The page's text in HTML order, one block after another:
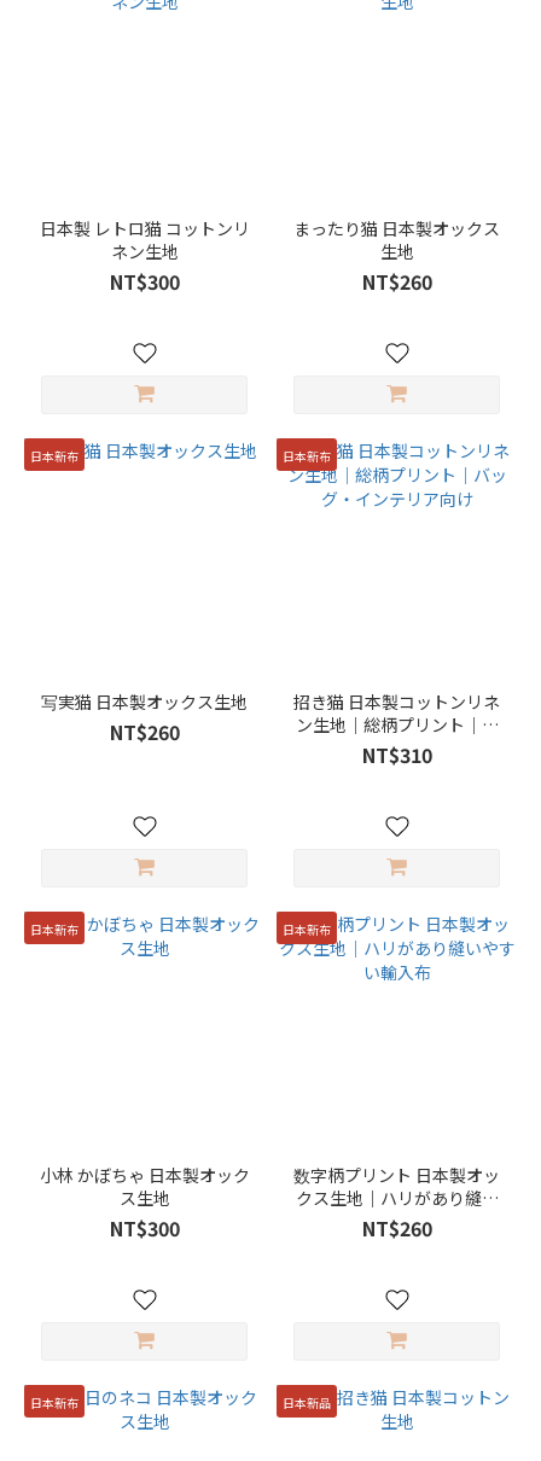
日本製 レトロ猫 コットンリ
ネン生地
NT$300
まったり猫 日本製オックス
生地
NT$260
日本新布
写実猫 日本製オックス生地
NT$260
日本新布
招き猫 日本製コットンリネ
ン生地｜総柄プリント｜バ
ッグ・インテリア向け
NT$310
日本新布
小林 かぼちゃ 日本製オック
ス生地
NT$300
日本新布
数字柄プリント 日本製オッ
クス生地｜ハリがあり縫い
やすい輸入布
NT$260
日本新布 日本新品